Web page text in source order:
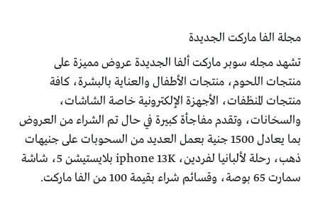
مجلة الفا ماركت الجديدة
تشهد مجله سوبر ماركت ألفا الجديدة عروض مميزة على
منتجات اللحوم، منتجات الأطفال والعناية بالبشرة، كافة
منتجات المنظفات، الأجهزة الإلكترونية خاصة الشاشات،
والسخانات، وتقدم مفاجأة كبيرة في حال تم الشراء من العروض
بما يعادل 1500 جنية بعمل العديد من السحوبات على جنيهات
ذهب، رحلة لألبانيا لفردين، iphone 13K بلايستيشن 5، شاشة
سمارت 65 بوصة، وقسائم شراء بقيمة 100 من الفا ماركت.